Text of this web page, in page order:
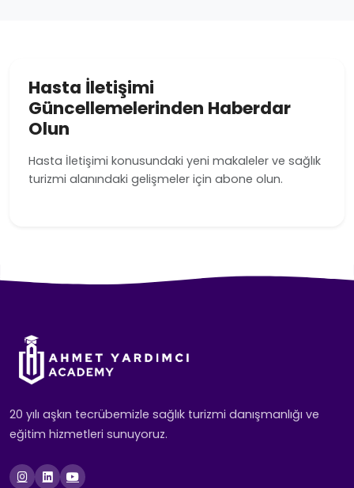
Hasta İletişimi
Güncellemelerinden Haberdar
Olun
Hasta İletişimi konusundaki yeni makaleler ve sağlık
turizmi alanındaki gelişmeler için abone olun.
20 yılı aşkın tecrübemizle sağlık turizmi danışmanlığı ve
eğitim hizmetleri sunuyoruz.